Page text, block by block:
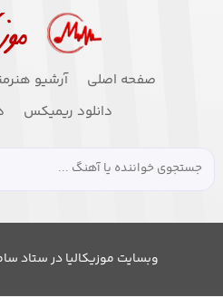
صفحه اصلی آرشیو
دانلود ریمیکس
وبسایت موزیکالیا در ستاد